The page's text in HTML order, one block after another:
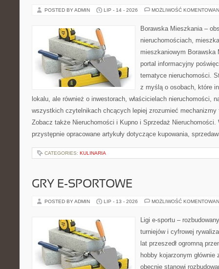
POSTED BY ADMIN LIP - 14 - 2026 MOŻLIWOŚĆ
Borawska Mieszkania –
nieruchomościach,
mieszkaniowym Borawska
portal informacyjny
tematyce nieruchomości.
z myślą o osobach, które
lokalu, ale również o inwestorach, właścicielach nieruchomości,
wszystkich czytelnikach chcących lepiej zrozumieć mechanizmy
Zobacz także Nieruchomości i Kupno i Sprzedaż
przystępnie opracowane artykuły dotyczące kupowania,
CATEGORIES: KULINARIA
GRY E-SPORTOWE
POSTED BY ADMIN LIP - 13 - 2026 MOŻLIWOŚĆ
Ligi e-sportu –
turniejów i cyfrowej
lat przeszedł ogromną
hobby kojarzonym
obecnie stanowi